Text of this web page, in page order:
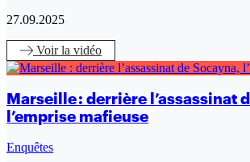
27.09.2025
Voirla vidéo
Marseille : derrière l’assassinat
l’emprise mafieuse
Enquêtes